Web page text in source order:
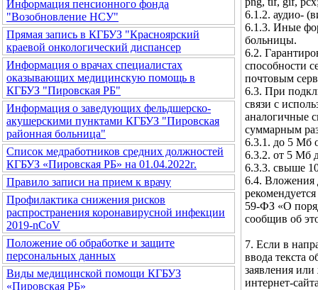
Информация пенсионного фонда
"Возобновление НСУ"
Прямая запись в КГБУЗ "Красноярский
краевой онкологический диспансер
Информация о врачах специалистах
оказывающих медицинскую помощь в
КГБУЗ "Пировская РБ"
Информация о заведующих фельдшерско-
акушерскими пунктами КГБУЗ "Пировская
районная больница"
Список медработников средних должностей
КГБУЗ «Пировская РБ» на 01.04.2022г.
Правило записи на прием к врачу
Профилактика снижения рисков
распространения коронавирусной инфекции
2019-nCoV
Положение об обработке и защите
персональных данных
Виды медицинской помощи КГБУЗ
«Пировская РБ»
6.1.2. аудио-
6.1.3. Иные
больницы.
6.2.
способности
почтовым
6.3. При
связи с
аналогичные
суммарным
6.3.1. до 5 Мб
6.3.2. от 5 Мб
6.3.3. свыше
6.4. Вложения
59-ФЗ «О
сообщив об
7. Если в
ввода текста
заявления
интернет-